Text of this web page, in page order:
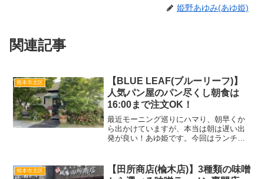
姫野あゆみ(あゆ姫)
関連記事
熊本市北区
【BLUE LEAF(ブルーリーフ)】
人気パン屋のパン尽くし朝食は
16:00まで注文OK！
最近モーニング巡りにハマり、朝早くか
ら出かけていますが、本当は朝は遅い出
発が良い！あゆ姫です。今回はランチで
町にある『BLUE LEAF(ブルーリーフ)』
朝はゆっくり...
熊本市北区
【田所商店(楡木店)】3種類の味噌